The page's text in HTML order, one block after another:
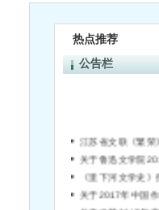
热点推荐
公告栏
《里下河文学史